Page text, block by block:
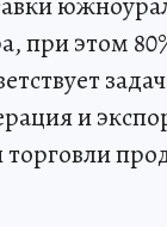
при этом
и
торговли